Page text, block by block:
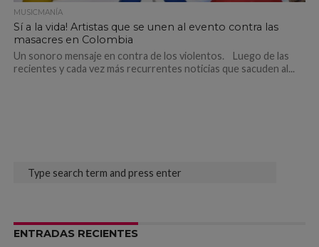
MUSICMANÍA
Sí a la vida! Artistas que se unen al evento contra las
masacres en Colombia
Un sonoro mensaje en contra de los violentos. Luego de las
recientes y cada vez más recurrentes noticias que sacuden al...
ENTRADAS RECIENTES